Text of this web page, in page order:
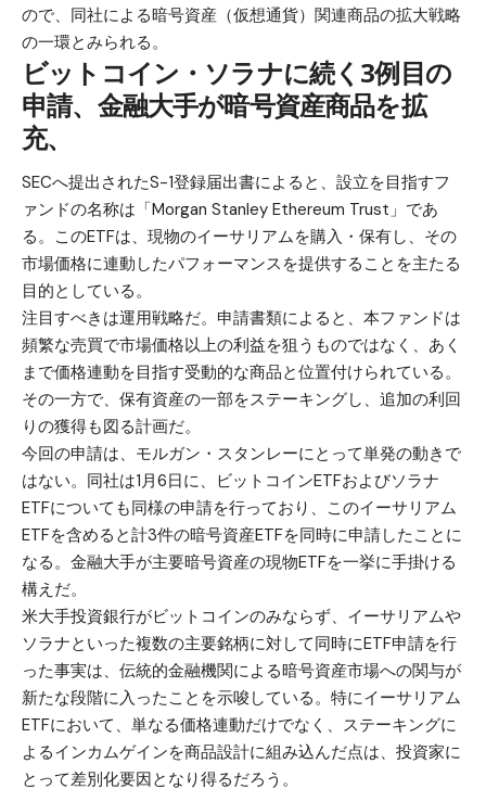
ので、同社による暗号資産（仮想通貨）関連商品の拡大戦略
の一環とみられる。
ビットコイン・ソラナに続く3例目の
申請、金融大手が暗号資産商品を拡
充、
SECへ提出されたS-1登録届出書によると、設立を目指すフ
ァンドの名称は「Morgan Stanley Ethereum Trust」であ
る。このETFは、現物のイーサリアムを購入・保有し、その
市場価格に連動したパフォーマンスを提供することを主たる
目的としている。
注目すべきは運用戦略だ。申請書類によると、本ファンドは
頻繁な売買で市場価格以上の利益を狙うものではなく、あく
まで価格連動を目指す受動的な商品と位置付けられている。
その一方で、保有資産の一部をステーキングし、追加の利回
りの獲得も図る計画だ。
今回の申請は、モルガン・スタンレーにとって単発の動きで
はない。同社は1月6日に、ビットコインETFおよびソラナ
ETFについても同様の申請を行っており、このイーサリアム
ETFを含めると計3件の暗号資産ETFを同時に申請したことに
なる。金融大手が主要暗号資産の現物ETFを一挙に手掛ける
構えだ。
米大手投資銀行がビットコインのみならず、イーサリアムや
ソラナといった複数の主要銘柄に対して同時にETF申請を行
った事実は、伝統的金融機関による暗号資産市場への関与が
新たな段階に入ったことを示唆している。特にイーサリアム
ETFにおいて、単なる価格連動だけでなく、ステーキングに
よるインカムゲインを商品設計に組み込んだ点は、投資家に
とって差別化要因となり得るだろう。